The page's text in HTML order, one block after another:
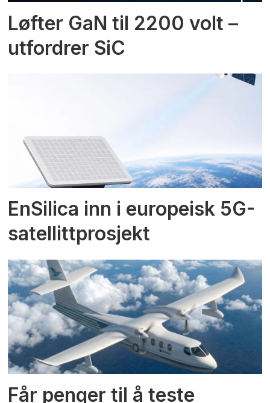
Løfter GaN til 2200 volt –
utfordrer SiC
EnSilica inn i europeisk 5G-
satellittprosjekt
Får penger til å teste